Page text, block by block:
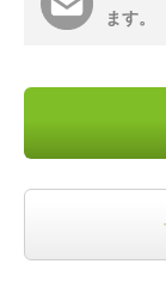
ます。